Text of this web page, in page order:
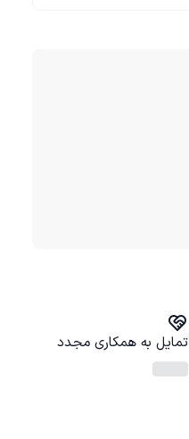
تمایل به همکاری مجدد